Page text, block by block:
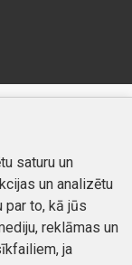
apmaksa
tiesības
politika
saturu un
un analizētu
par to, kā jūs
reklāmas un
ja